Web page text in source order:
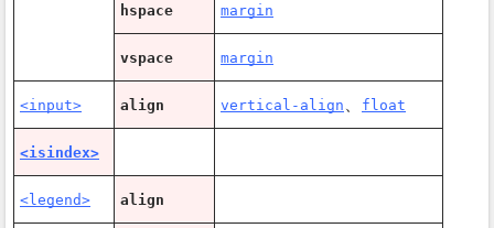
hspace margin
vspace margin
<input> align vertical-align float
<isindex>
<legend> align